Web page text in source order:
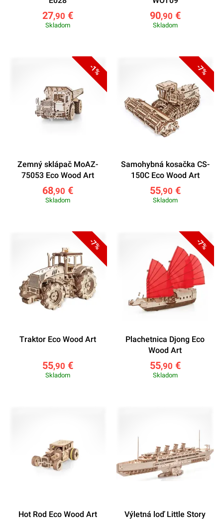
27,90 €
Skladom
90,90 €
Skladom
-1%
Zemný sklápač MoAZ-
75053 Eco Wood Art
68,90 €
Skladom
-7%
Samohybná kosačka CS-
150C Eco Wood Art
55,90 €
Skladom
-7%
Traktor Eco Wood Art
55,90 €
Skladom
-7%
Plachetnica Djong Eco
Wood Art
55,90 €
Skladom
Hot Rod Eco Wood Art Výletná loď Little Story